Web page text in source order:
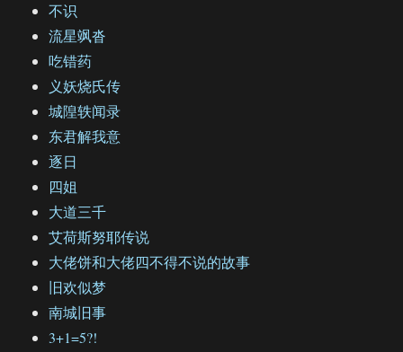
不识
流星飒沓
吃错药
义妖烧氏传
城隍轶闻录
东君解我意
逐日
四姐
大道三千
艾荷斯努耶传说
大佬饼和大佬四不得不说的故事
旧欢似梦
南城旧事
3+1=5?!